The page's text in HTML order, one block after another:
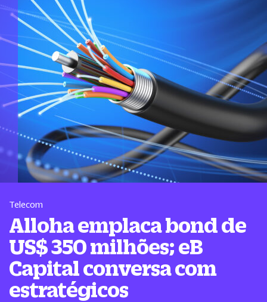
Telecom
Alloha emplaca bond de
US$ 350 milhões; eB
Capital conversa com
estratégicos